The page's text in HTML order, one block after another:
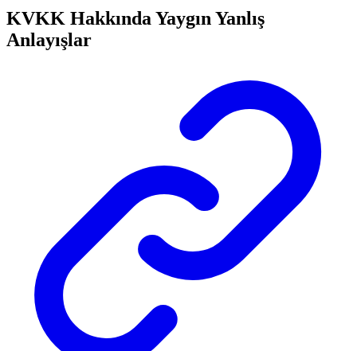
KVKK Hakkında Yaygın Yanlış
Anlayışlar